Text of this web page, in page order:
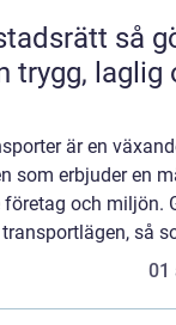
så gör du
trygg, laglig
är en
som erbjuder en
och miljön.
så
flyg, kan gods
01